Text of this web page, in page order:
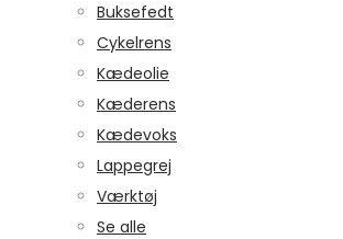
Buksefedt
Cykelrens
Kædeolie
Kæderens
Kædevoks
Lappegrej
Værktøj
Se alle